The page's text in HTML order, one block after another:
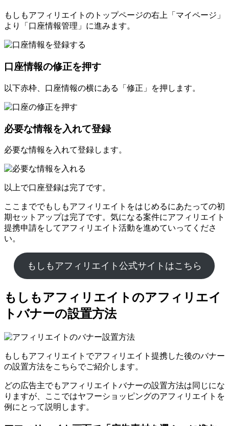
もしもアフィリエイトのトップページの右上「マイページ」
より「口座情報管理」に進みます。
口座情報の修正を押す
以下赤枠、口座情報の横にある「修正」を押します。
必要な情報を入れて登録
必要な情報を入れて登録します。
以上で口座登録は完了です。
ここまででもしもアフィリエイトをはじめるにあたっての初
期セットアップは完了です。気になる案件にアフィリエイト
提携申請をしてアフィリエイト活動を進めていってくださ
い。
もしもアフィリエイト公式サイトはこちら
もしもアフィリエイトのアフィリエイ
トバナーの設置方法
もしもアフィリエイトでアフィリエイト提携した後のバナー
の設置方法をこちらでご紹介します。
どの広告主でもアフィリエイトバナーの設置方法は同じにな
りますが、ここではヤフーショッピングのアフィリエイトを
例にとって説明します。